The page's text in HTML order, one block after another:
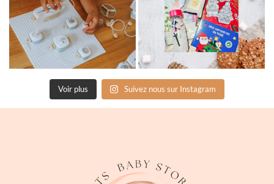
Voir plus Suivez nous sur Instagram